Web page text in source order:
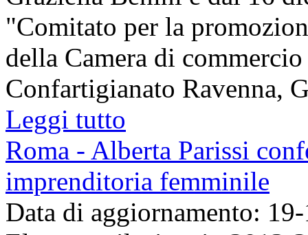
"Comitato per la
della Camera di
Confartigianato Ravenna,
Leggi tutto
Roma - Alberta Parissi
imprenditoria femminile
Data di aggiornamento: